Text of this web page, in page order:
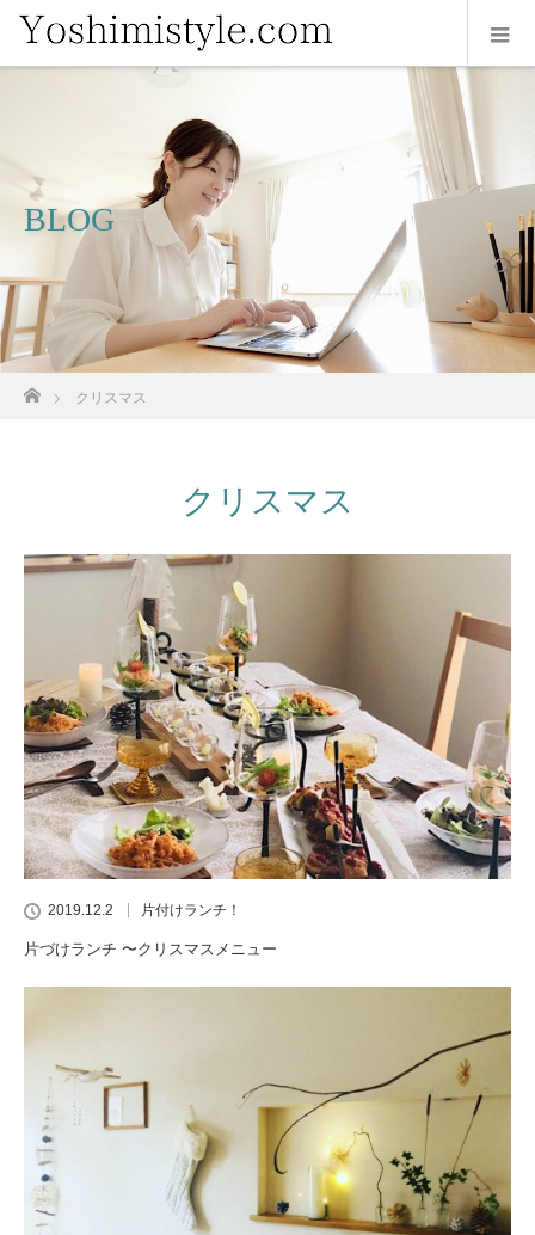
BLOG
ホーム
クリスマス
クリスマス
2019.12.2 片付けランチ！
片づけランチ 〜クリスマスメニュー